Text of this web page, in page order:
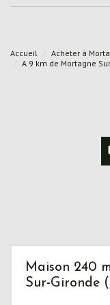
Accueil Acheter à
A 9 km de Mortagne
Maison 240
Sur-Gironde